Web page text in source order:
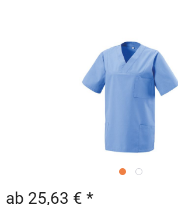
ab 25,63 € *